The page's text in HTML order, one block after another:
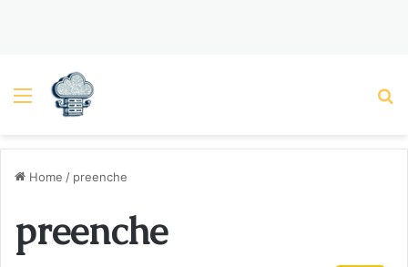
Menu
Home / preenche
preenche